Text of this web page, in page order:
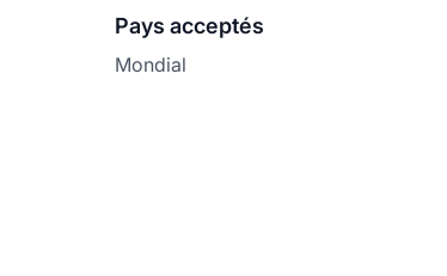
Pays acceptés
Mondial